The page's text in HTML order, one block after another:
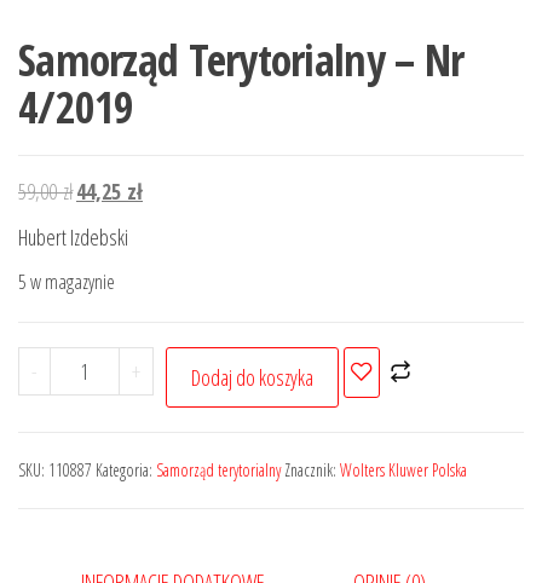
Samorząd Terytorialny – Nr
4/2019
59,00złPierwotna
cena
59,00 zł.
44,25 złAktualna
Hubert Izdebski
5 w magazynie
-
ilość
Samorząd
-
+ Dodaj do koszyka
SKU: 110887 Kategoria: Samorząd terytorialny Znacznik: Wolters Kluwer Polska